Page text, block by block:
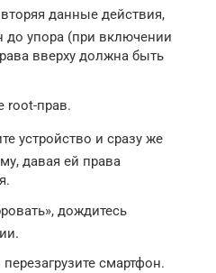
данные действия,
до упора (при включении
вверху должна быть
root-прав.
устройство и сразу же
давая ей права
дождитесь
смартфон.